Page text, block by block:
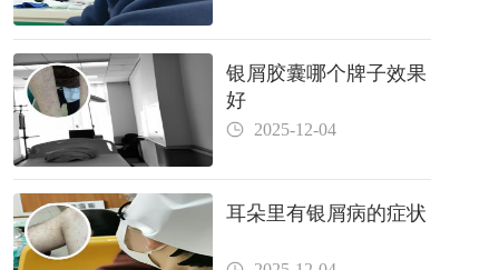
银屑胶囊哪个牌子效果
好
2025-12-04
耳朵里有银屑病的症状